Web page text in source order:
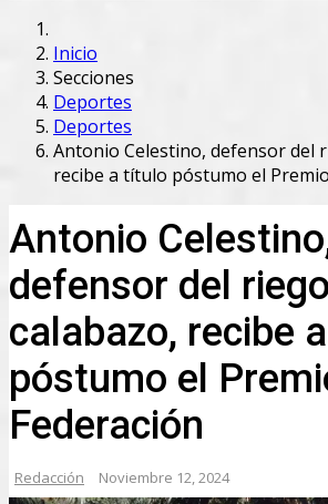
Inicio
Secciones
Deportes
Deportes
Antonio Celestino, defensor del
recibe a título póstumo el
Antonio
defensor del
calabazo, recibe
póstumo el
Federación
Redacción Noviembre 12, 2024